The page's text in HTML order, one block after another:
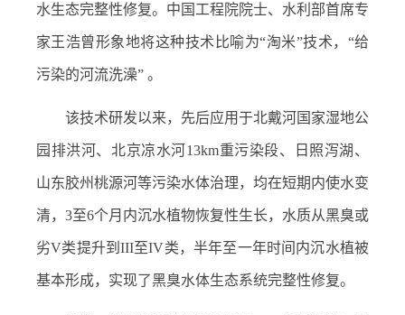
水生态完整性修复。中国工程院院士、水利部首席专
家王浩曾形象地将这种技术比喻为“淘米”技术，“给
污染的河流洗澡” 。
该技术研发以来，先后应用于北戴河国家湿地公
园排洪河、北京凉水河13km重污染段、日照泻湖、
山东胶州桃源河等污染水体治理，均在短期内使水变
清，3至6个月内沉水植物恢复性生长，水质从黑臭或
劣V类提升到III至IV类，半年至一年时间内沉水植被
基本形成，实现了黑臭水体生态系统完整性修复。